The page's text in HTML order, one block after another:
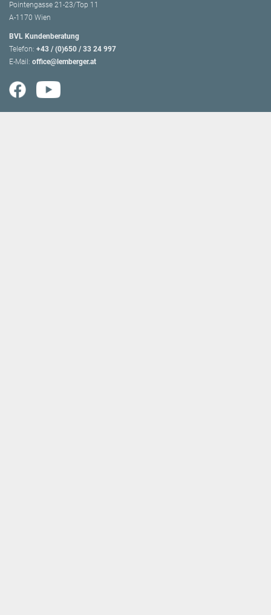
Pointengasse 21-23/Top 11
A-1170 Wien
BVL Kundenberatung
Telefon: +43 / (0)650 / 33 24 997
E-Mail: office@lemberger.at